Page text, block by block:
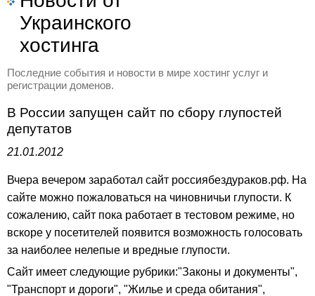
Украинского
хостинга
Последние события и новости в мире хостинг услуг и
регистрации доменов.
В России запущен сайт по сбору глупостей
депутатов
21.01.2012
Вчера вечером заработал сайт россиябездураков.рф. На
сайте можно пожаловаться на чиновничьи глупости. К
сожалению, сайт пока работает в тестовом режиме, но
вскоре у посетителей появится возможность голосовать
за наиболее нелепые и вредные глупости.
Сайт имеет следующие рубрики:"Законы и документы",
"Транспорт и дороги", "Жилье и среда обитания",